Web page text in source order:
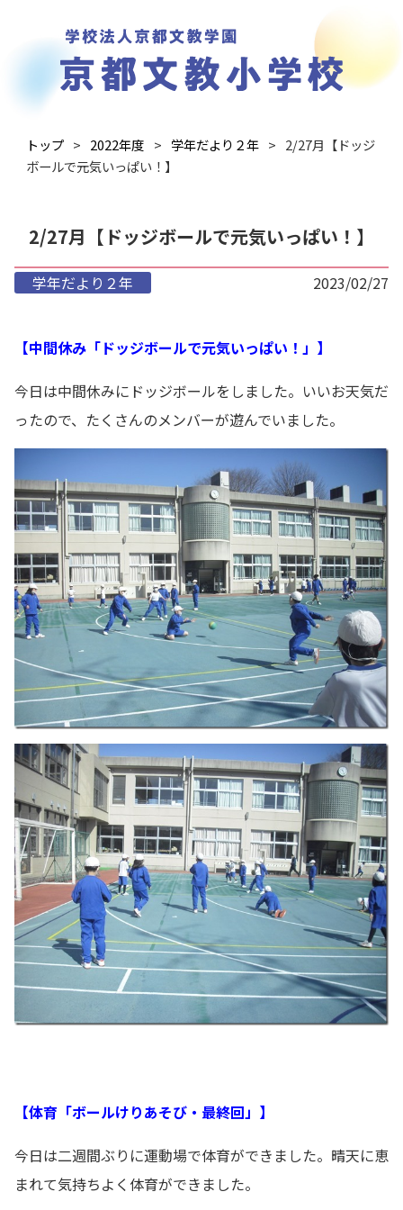
トップ 2022年度 学年だより２年
2/27月【ドッジ
ボールで元気いっぱい！】
2/27月【ドッジボールで元気いっぱい！】
学年だより２年 2023/02/27
【中間休み「ドッジボールで元気いっぱい！」】
今日は中間休みにドッジボールをしました。いいお天気だ
ったので、たくさんのメンバーが遊んでいました。
【体育「ボールけりあそび・最終回」】
今日は二週間ぶりに運動場で体育ができました。晴天に恵
まれて気持ちよく体育ができました。